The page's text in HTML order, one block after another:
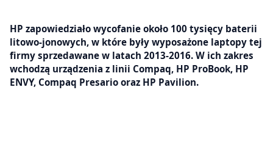
HP zapowiedziało wycofanie około 100 tysięcy baterii
litowo-jonowych, w które były wyposażone laptopy tej
firmy sprzedawane w latach 2013-2016. W ich zakres
wchodzą urządzenia z linii Compaq, HP ProBook, HP
ENVY, Compaq Presario oraz HP Pavilion.